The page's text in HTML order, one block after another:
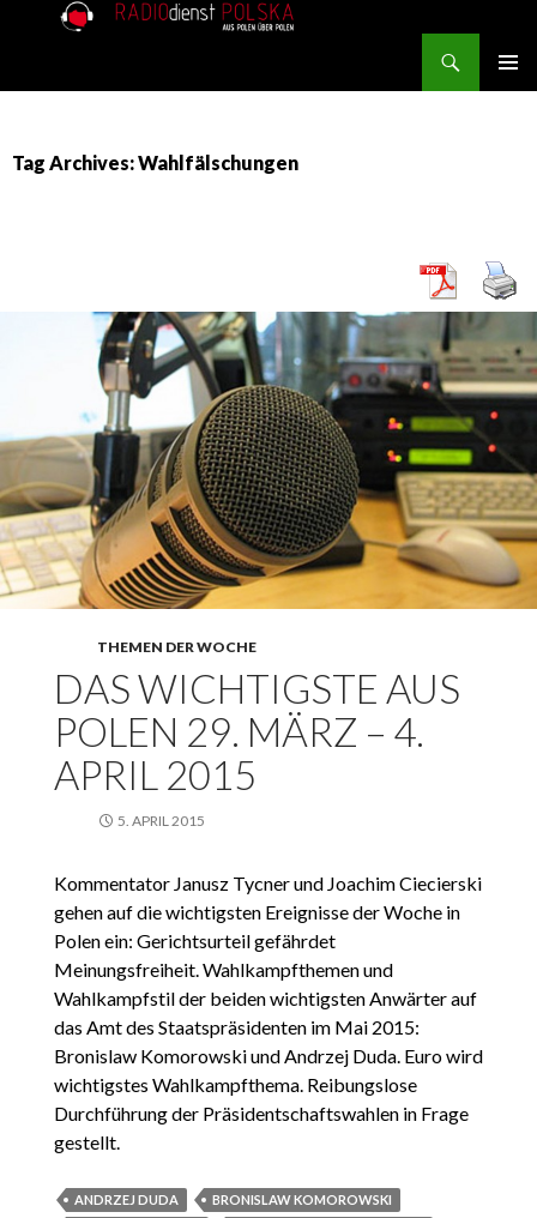
Tag Archives: Wahlfälschungen
THEMEN DER WOCHE
DAS WICHTIGSTE AUS
POLEN 29. MÄRZ – 4.
APRIL 2015
5. APRIL 2015
Kommentator Janusz Tycner und Joachim Ciecierski
gehen auf die wichtigsten Ereignisse der Woche in
Polen ein: Gerichtsurteil gefährdet
Meinungsfreiheit. Wahlkampfthemen und
Wahlkampfstil der beiden wichtigsten Anwärter auf
das Amt des Staatspräsidenten im Mai 2015:
Bronislaw Komorowski und Andrzej Duda. Euro wird
wichtigstes Wahlkampfthema. Reibungslose
Durchführung der Präsidentschaftswahlen in Frage
gestellt.
ANDRZEJ DUDA
BRONISLAW KOMOROWSKI